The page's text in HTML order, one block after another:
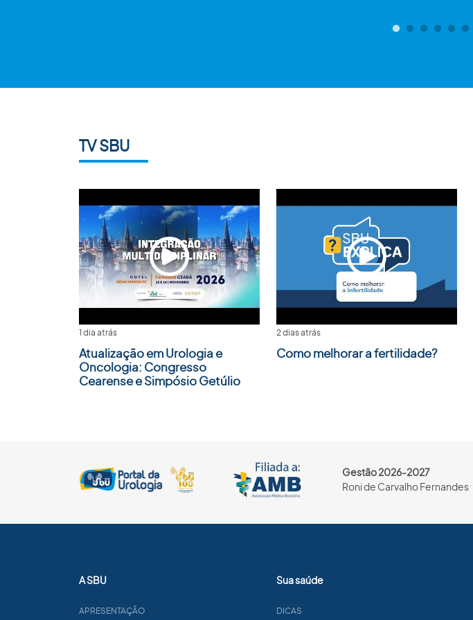
TV SBU
1 dia atrás
Atualização em Urologia e
Oncologia: Congresso
Cearense e Simpósio Getúlio
2 dias atrás
Como melhorar a fertilidade?
Gestão 2026-2027
Roni de Carvalho Fernandes
A SBU
APRESENTAÇÃO
Sua saúde
DICAS